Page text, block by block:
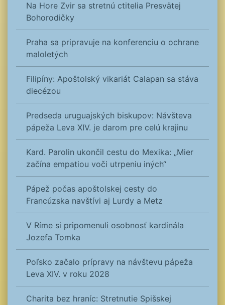
Na Hore Zvir sa stretnú ctitelia Presvätej
Bohorodičky
Praha sa pripravuje na konferenciu o ochrane
maloletých
Filipíny: Apoštolský vikariát Calapan sa stáva
diecézou
Predseda uruguajských biskupov: Návšteva
pápeža Leva XIV. je darom pre celú krajinu
Kard. Parolin ukončil cestu do Mexika: „Mier
začína empatiou voči utrpeniu iných“
Pápež počas apoštolskej cesty do
Francúzska navštívi aj Lurdy a Metz
V Ríme si pripomenuli osobnosť kardinála
Jozefa Tomka
Poľsko začalo prípravy na návštevu pápeža
Leva XIV. v roku 2028
Charita bez hraníc: Stretnutie Spišskej